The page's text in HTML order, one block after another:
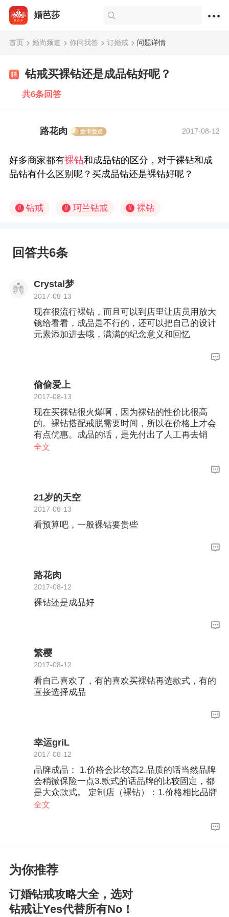
婚芭莎
首页 婚尚频道 你问我答 订婚戒 问题详情
钻戒买裸钻还是成品钻好呢？
共6条回答
路花肉 2017-08-12
好多商家都有裸钻和成品钻的区分，对于裸钻和成
品钻有什么区别呢？买成品钻还是裸钻好呢？
# 钻戒 # 珂兰钻戒 # 裸钻
回答共6条
Crystal梦
2017-08-13
现在很流行裸钻，而且可以到店里让店员用放大
镜给看看，成品是不行的，还可以把自己的设计
元素添加进去哦，满满的纪念意义和回忆
偷偷爱上
2017-08-13
现在买裸钻很火爆啊，因为裸钻的性价比很高
的。裸钻搭配戒脱需要时间，所以在价格上才会
有点优惠。成品的话，是先付出了人工再去销
售，承担的风险就比较大一点，所以价格偏高。
议裸钻。个人觉得珂兰钻戒就很不错，可以去看
全文
21岁的天空
2017-08-13
看预算吧，一般裸钻要贵些
路花肉
2017-08-12
裸钻还是成品好
繁樱
2017-08-12
看自己喜欢了，有的喜欢买裸钻再选款式，有的
直接选择成品
幸运griL
2017-08-12
品牌成品： 1.价格会比较高2.品质的话当然品牌
会稍微保险一点3.款式的话品牌的比较固定，都
是大众款式。 定制店（裸钻）：1.价格相比品牌
店会比较低毕竟在各方面支出都比品牌店少很多
楚国际证书尽量降低风险 3.款式的话会比较新颖
全文
为你推荐
订婚钻戒攻略大全，选对
钻戒让Yes代替所有No！